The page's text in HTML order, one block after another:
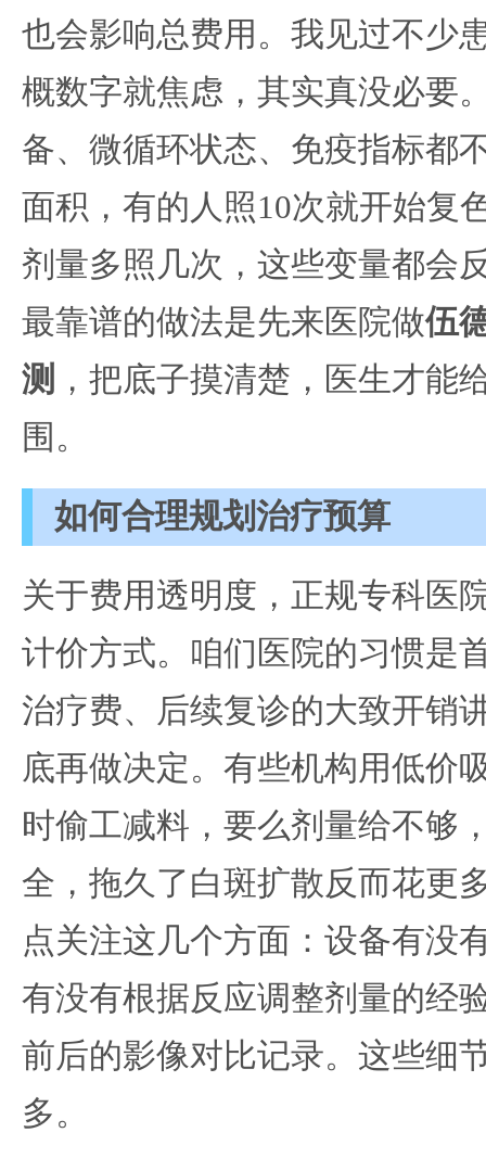
也会影响总费用。我见过不少
概数字就焦虑，其实真没必要
备、微循环状态、免疫指标都
面积，有的人照10次就开始复
剂量多照几次，这些变量都会
最靠谱的做法是先来医院做伍
测 ，把底子摸清楚，医生才能
围。
如何合理规划治疗预算
关于费用透明度，正规专科医
计价方式。咱们医院的习惯是
治疗费、后续复诊的大致开销
底再做决定。有些机构用低价
时偷工减料，要么剂量给不够
全，拖久了白斑扩散反而花更
点关注这几个方面：设备有没
有没有根据反应调整剂量的经
前后的影像对比记录。这些细
多。